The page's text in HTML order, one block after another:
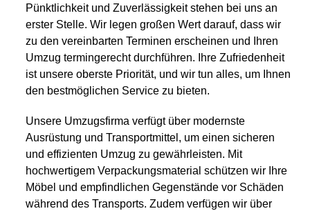
Pünktlichkeit und Zuverlässigkeit stehen bei uns an
erster Stelle. Wir legen großen Wert darauf, dass wir
zu den vereinbarten Terminen erscheinen und Ihren
Umzug termingerecht durchführen. Ihre Zufriedenheit
ist unsere oberste Priorität, und wir tun alles, um Ihnen
den bestmöglichen Service zu bieten.
Unsere Umzugsfirma verfügt über modernste
Ausrüstung und Transportmittel, um einen sicheren
und effizienten Umzug zu gewährleisten. Mit
hochwertigem Verpackungsmaterial schützen wir Ihre
Möbel und empfindlichen Gegenstände vor Schäden
während des Transports. Zudem verfügen wir über